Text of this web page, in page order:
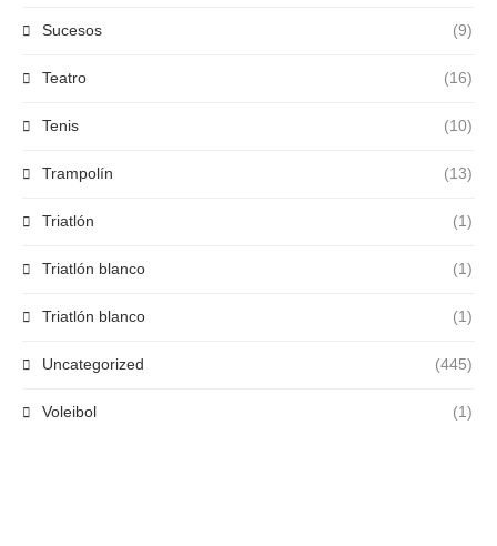
Sucesos (9)
Teatro (16)
Tenis (10)
Trampolín (13)
Triatlón (1)
Triatlón blanco (1)
Triatlón blanco (1)
Uncategorized (445)
Voleibol (1)